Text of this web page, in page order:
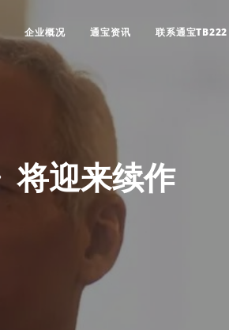
企业概况 通宝资讯 联系通宝TB222
将迎来续作